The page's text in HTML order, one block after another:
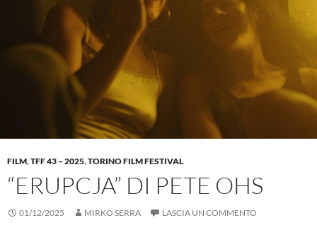
FILM,TFF 43 – 2025,TORINO FILM FESTIVAL
“ERUPCJA” DI PETE OHS
01/12/2025 MIRKO SERRA LASCIA UN COMMENTO